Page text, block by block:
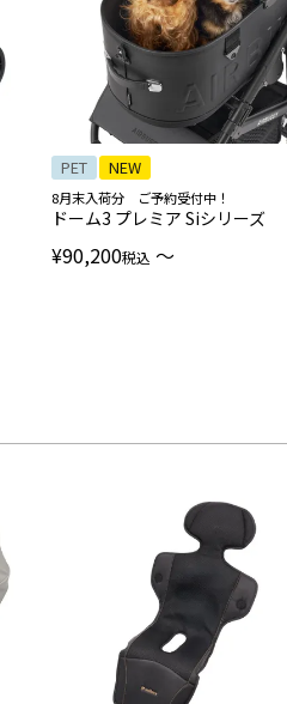
PET NEW
8月末入荷分 ご予約受付中！
ドーム3 プレミア Siシリーズ
¥90,200税込 〜